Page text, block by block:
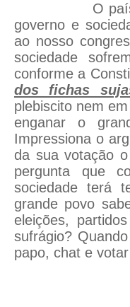
O país passa
governo e
ao nosso
sociedade
conforme a
dos fichas
plebiscito nem
enganar o
Impressiona o
da sua votação
pergunta que
sociedade terá
grande povo
eleições,
sufrágio?
papo, chat e